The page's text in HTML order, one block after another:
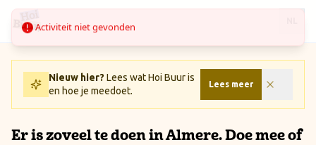
Ga naar inhoud / Skip to content
Nieuw hier? Lees wat Hoi Buur is
en hoe je meedoet.
Lees meer
Er is zoveel te doen in Almere. Doe mee of
Activiteit niet gevonden